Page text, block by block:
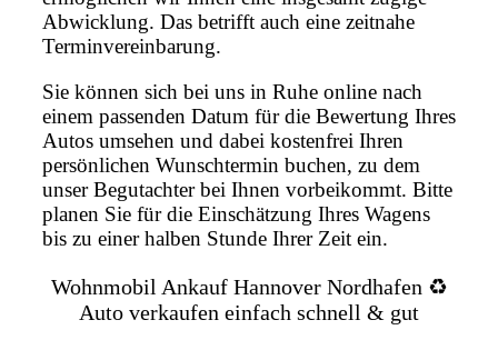
Abwicklung. Das betrifft auch eine zeitnahe
Terminvereinbarung.
Sie können sich bei uns in Ruhe online nach
einem passenden Datum für die Bewertung Ihres
Autos umsehen und dabei kostenfrei Ihren
persönlichen Wunschtermin buchen, zu dem
unser Begutachter bei Ihnen vorbeikommt. Bitte
planen Sie für die Einschätzung Ihres Wagens
bis zu einer halben Stunde Ihrer Zeit ein.
Wohnmobil Ankauf Hannover Nordhafen ♻️
Auto verkaufen einfach schnell & gut